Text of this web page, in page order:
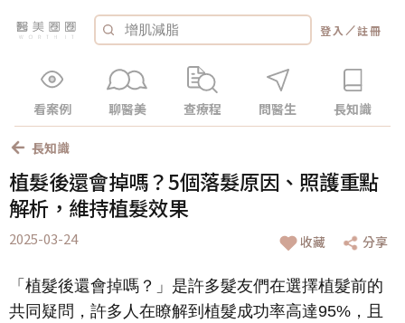
登入 ／註冊
看案例 聊醫美 查療程 問醫生 長知識
長知識
植髮後還會掉嗎？5個落髮原因、照護重點
解析，維持植髮效果
2025-03-24 收藏 分享
「植髮後還會掉嗎？」是許多髮友們在選擇植髮前的
共同疑問，許多人在瞭解到植髮成功率高達95%，且